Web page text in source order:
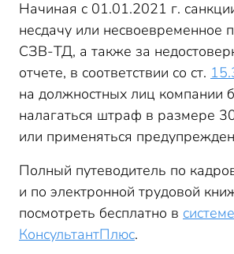
Начиная с 01.01.2021 г.
несдачу или несвоевременное
СЗВ-ТД, а также за
отчете, в соответствии со ст.
на должностных лиц компании
налагаться штраф в размере
или применяться
Полный путеводитель по
и по электронной трудовой
посмотреть бесплатно в системе
КонсультантПлюс.